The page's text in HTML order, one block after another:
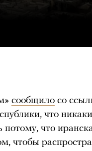
сообщило со
что
что
чтобы